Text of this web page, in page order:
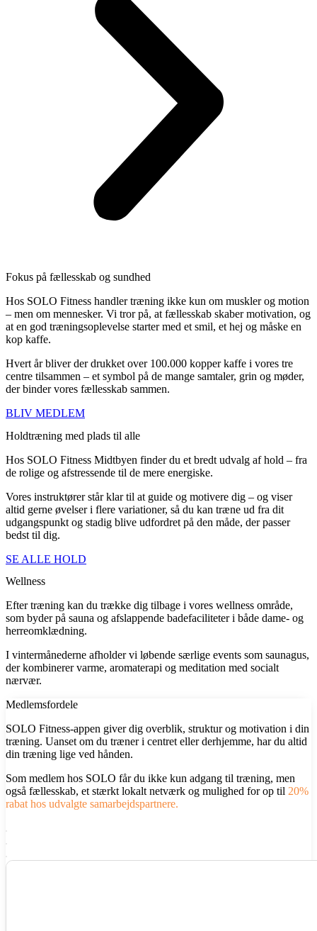
Fokus på fællesskab og sundhed
Hos SOLO Fitness handler træning ikke kun om muskler og motion
– men om mennesker. Vi tror på, at fællesskab skaber motivation, og
at en god træningsoplevelse starter med et smil, et hej og måske en
kop kaffe.
Hvert år bliver der drukket over 100.000 kopper kaffe i vores tre
centre tilsammen – et symbol på de mange samtaler, grin og møder,
der binder vores fællesskab sammen.
BLIV MEDLEM
Holdtræning med plads til alle
Hos SOLO Fitness Midtbyen finder du et bredt udvalg af hold – fra
de rolige og afstressende til de mere energiske.
Vores instruktører står klar til at guide og motivere dig – og viser
altid gerne øvelser i flere variationer, så du kan træne ud fra dit
udgangspunkt og stadig blive udfordret på den måde, der passer
bedst til dig.
SE ALLE HOLD
Wellness
Efter træning kan du trække dig tilbage i vores wellness område,
som byder på sauna og afslappende badefaciliteter i både dame- og
herreomklædning.
I vintermånederne afholder vi løbende særlige events som saunagus,
der kombinerer varme, aromaterapi og meditation med socialt
nærvær.
Medlemsfordele
SOLO Fitness-appen giver dig overblik, struktur og motivation i din
træning. Uanset om du træner i centret eller derhjemme, har du altid
din træning lige ved hånden.
Som medlem hos SOLO får du ikke kun adgang til træning, men
også fællesskab, et stærkt lokalt netværk og mulighed for op til 20%
rabat hos udvalgte samarbejdspartnere.